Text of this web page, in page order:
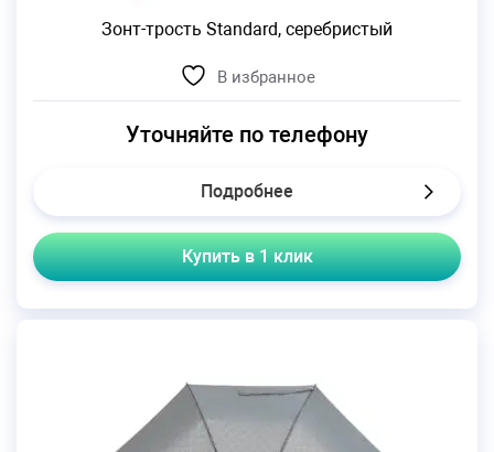
Зонт-трость Standard, серебристый
В избранное
Уточняйте по телефону
Подробнее
Купить в 1 клик